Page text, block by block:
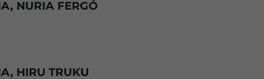
NURIA FERGÓ
HIRU TRUKU